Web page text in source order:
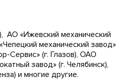
«Ижевский механический
механический завод»
Сервис» (г. Глазов), ОАО
завод» (г. Челябинск),
и многие другие.